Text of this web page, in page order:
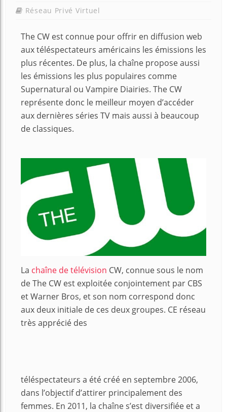
Réseau Privé Virtuel
The CW est connue pour offrir en diffusion web
aux téléspectateurs américains les émissions les
plus récentes. De plus, la chaîne propose aussi
les émissions les plus populaires comme
Supernatural ou Vampire Diairies. The CW
représente donc le meilleur moyen d’accéder
aux dernières séries TV mais aussi à beaucoup
de classiques.
La chaîne de télévision CW, connue sous le nom
de The CW est exploitée conjointement par CBS
et Warner Bros, et son nom correspond donc
aux deux initiale de ces deux groupes. CE réseau
très apprécié des
téléspectateurs a été créé en septembre 2006,
dans l’objectif d’attirer principalement des
femmes. En 2011, la chaîne s’est diversifiée et a